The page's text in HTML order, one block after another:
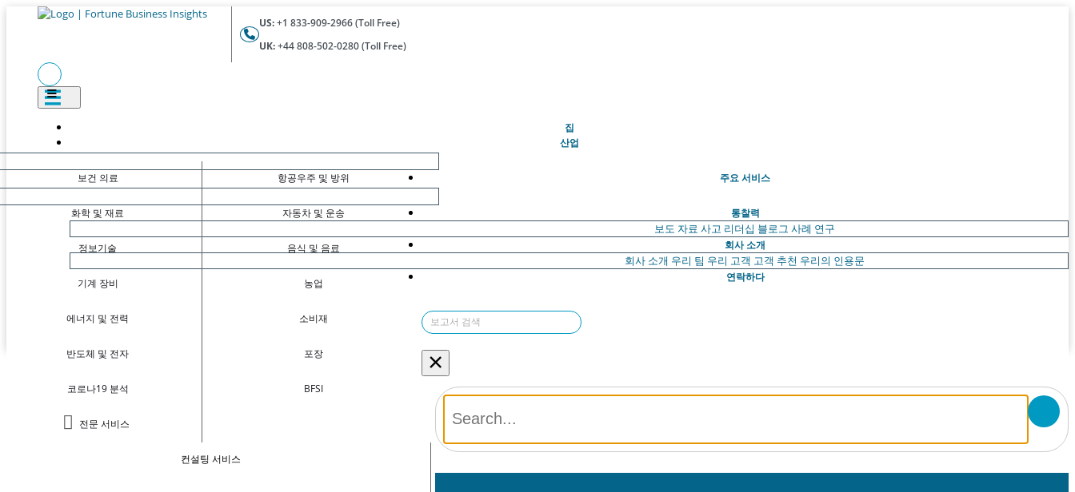
US:+1 833-909-2966 (Toll Free)
UK:+44 808-502-0280 (Toll Free)
집(현재의)
산업
보건 의료
화학 및 재료
정보기술
기계 장비
에너지 및 전력
반도체 및 전자
코로나19 분석
전문 서비스
항공우주 및 방위
자동차 및 운송
음식 및 음료
농업
소비재
포장
BFSI
주요 서비스
컨설팅 서비스
통찰력
보도 자료 사고 리더십 블로그 사례 연구
회사 소개
회사 소개 우리 팀 우리 고객 고객 추천 우리의 인용문
연락하다
×